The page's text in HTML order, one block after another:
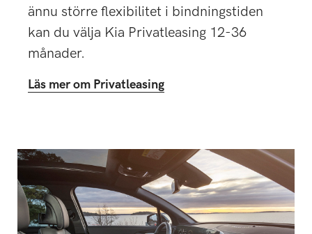
ännu större flexibilitet i bindningstiden
kan du välja Kia Privatleasing 12-36
månader.
Läs mer om Privatleasing